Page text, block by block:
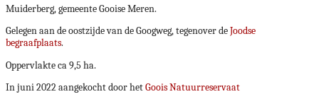
Muiderberg, gemeente Gooise Meren.
Gelegen aan de oostzijde van de Googweg, tegenover deJoodse
begraafplaats.
Oppervlakte ca 9,5 ha.
In juni 2022 aangekocht door hetGoois Natuurreservaat